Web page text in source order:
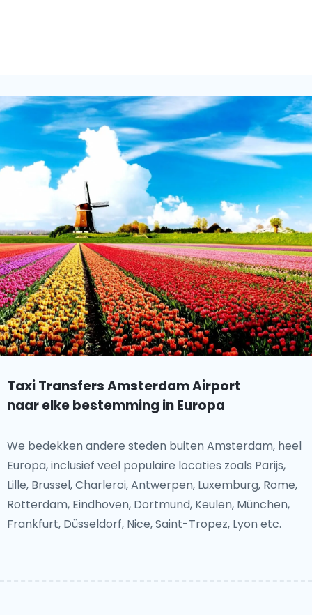
Taxi Transfers Amsterdam Airport
naar elke bestemming in Europa
We bedekken andere steden buiten Amsterdam, heel
Europa, inclusief veel populaire locaties zoals Parijs,
Lille, Brussel, Charleroi, Antwerpen, Luxemburg, Rome,
Rotterdam, Eindhoven, Dortmund, Keulen, München,
Frankfurt, Düsseldorf, Nice, Saint-Tropez, Lyon etc.